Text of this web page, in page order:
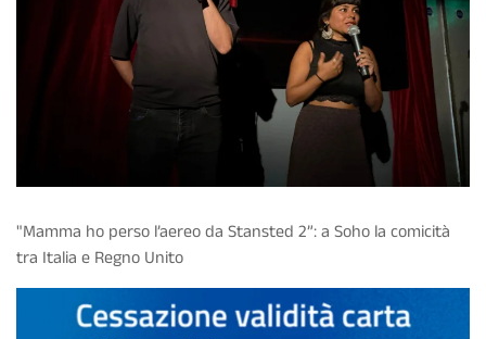
"Mamma ho perso l’aereo da Stansted 2”: a Soho la comicità
tra Italia e Regno Unito